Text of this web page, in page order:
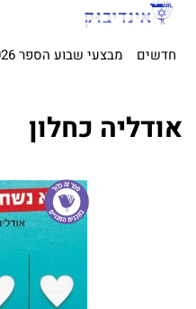
חדשים מבצעי שבוע הספר 2026
אודליה כחלון